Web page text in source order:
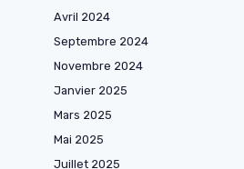
Avril 2024
Septembre 2024
Novembre 2024
Janvier 2025
Mars 2025
Mai 2025
Juillet 2025